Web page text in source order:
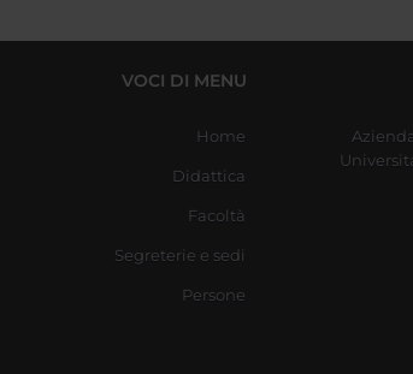
VOCI DI MENU
Home
Didattica
Facoltà
Segreterie e sedi
Persone